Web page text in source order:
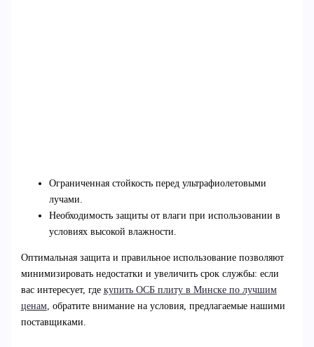
Ограниченная стойкость перед ультрафиолетовыми
лучами.
Необходимость защиты от влаги при использовании в
условиях высокой влажности.
Оптимальная защита и правильное использование позволяют
минимизировать недостатки и увеличить срок службы: если
вас интересует, где купить ОСБ плиту в Минске по лучшим
ценам, обратите внимание на условия, предлагаемые нашими
поставщиками.